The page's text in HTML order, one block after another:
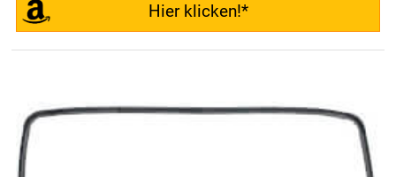
Hier klicken!*